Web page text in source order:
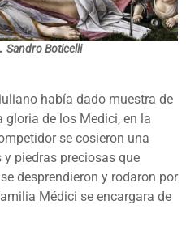
Sandro Boticelli
había dado muestra de
gloria de los Medici, en la
se cosieron una
piedras preciosas que
desprendieron y rodaron por
Médici se encargara de